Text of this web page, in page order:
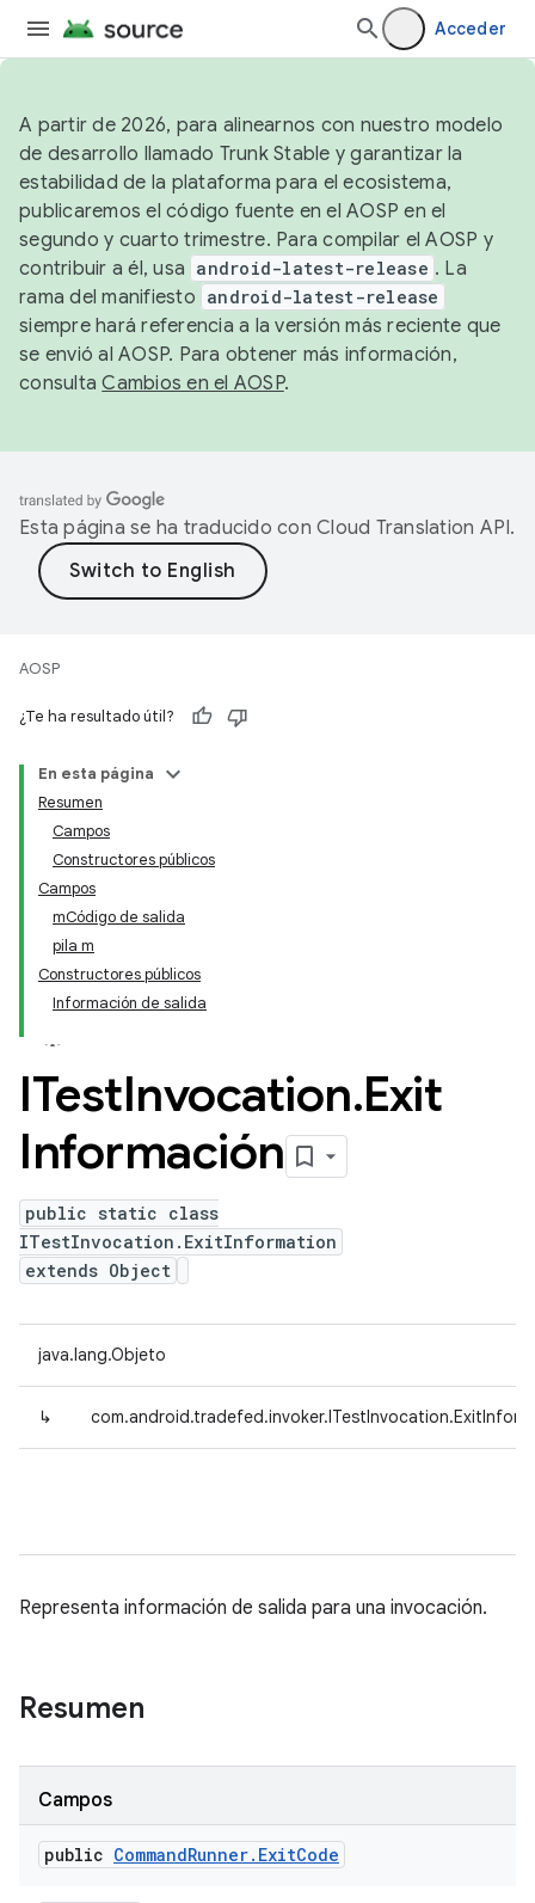
Acceder
A partir de 2026, para alinearnos con nuestro modelo
de desarrollo llamado Trunk Stable y garantizar la
estabilidad de la plataforma para el ecosistema,
publicaremos el código fuente en el AOSP en el
segundo y cuarto trimestre. Para compilar el AOSP y
contribuir a él, usa android-latest-release . La
rama del manifiesto android-latest-release
siempre hará referencia a la versión más reciente que
se envió al AOSP. Para obtener más información,
consultaCambios en el AOSP.
Esta página se ha traducido con Cloud Translation API.
AOSP
¿Te ha resultado útil?
En esta página
Resumen
Campos
Constructores públicos
Campos
mCódigo de salida
pila m
Constructores públicos
Información de salida
ITestInvocation.Exit
Información
public static class
ITestInvocation.ExitInformation
extends Object
java.lang.Objeto
↳
Representa información de salida para una invocación.
Resumen
Campos
public CommandRunner. ExitCode